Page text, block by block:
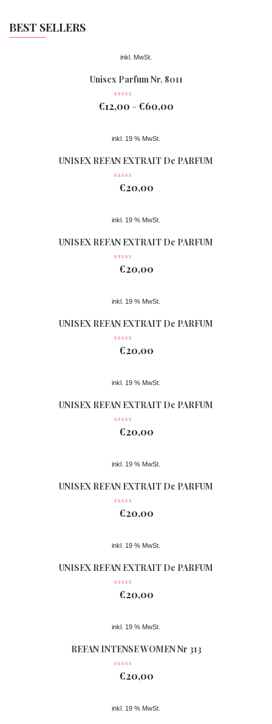
BEST SELLERS
inkl. MwSt.
Unisex Parfum Nr. 8011
€12,00 – €60,00
inkl. 19 % MwSt.
UNISEX REFAN EXTRAIT De PARFUM
Nr 078
€20,00
inkl. 19 % MwSt.
UNISEX REFAN EXTRAIT De PARFUM
Nr 077
€20,00
inkl. 19 % MwSt.
UNISEX REFAN EXTRAIT De PARFUM
Nr 361
€20,00
inkl. 19 % MwSt.
UNISEX REFAN EXTRAIT De PARFUM
Nr 362
€20,00
inkl. 19 % MwSt.
UNISEX REFAN EXTRAIT De PARFUM
Nr 074
€20,00
inkl. 19 % MwSt.
UNISEX REFAN EXTRAIT De PARFUM
Nr 363
€20,00
inkl. 19 % MwSt.
REFAN INTENSE WOMEN Nr 313
€20,00
inkl. 19 % MwSt.